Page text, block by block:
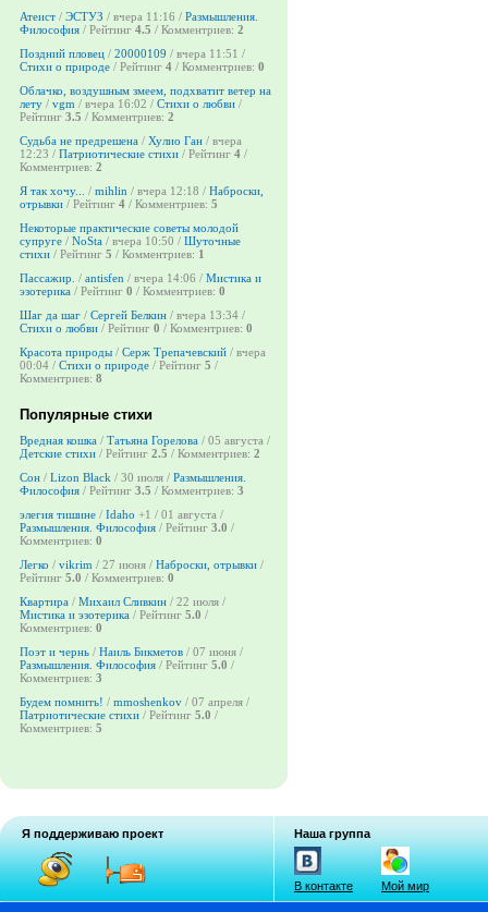
Атеист / ЭСТУЗ / вчера 11:16 / Размышления.
Философия / Рейтинг 4.5 / Комментриев: 2
Поздний пловец / 20000109 / вчера 11:51 /
Стихи о природе / Рейтинг 4 / Комментриев: 0
Облачко, воздушным змеем, подхватит ветер на
лету / vgm / вчера 16:02 / Стихи о любви /
Рейтинг 3.5 / Комментриев: 2
Судьба не предрешена / Хулио Ган / вчера
12:23 / Патриотические стихи / Рейтинг 4 /
Комментриев: 2
Я так хочу...
/ mihlin / вчера 12:18 / Наброски,
отрывки / Рейтинг 4 / Комментриев: 5
Некоторые практические советы молодой
супруге / NoSta / вчера 10:50 / Шуточные
стихи / Рейтинг 5 / Комментриев: 1
Пассажир. / antisfen / вчера 14:06 / Мистика и
эзотерика / Рейтинг 0 / Комментриев: 0
Шаг да шаг / Сергей Белкин / вчера 13:34 /
Стихи о любви / Рейтинг 0 / Комментриев: 0
Красота природы / Серж Трепачевский / вчера
00:04 / Стихи о природе / Рейтинг 5 /
Комментриев: 8
Популярные стихи
Вредная кошка / Татьяна Горелова / 05 августа /
Детские стихи / Рейтинг 2.5 / Комментриев: 2
Сон / Lizon Black / 30 июля / Размышления.
Философия / Рейтинг 3.5 / Комментриев: 3
элегия тишине / Idaho +1 / 01 августа /
Размышления. Философия / Рейтинг 3.0 /
Комментриев: 0
Легко / vikrim / 27 июня / Наброски, отрывки /
Рейтинг 5.0 / Комментриев: 0
Квартира / Михаил Сливкин / 22 июля /
Мистика и эзотерика / Рейтинг 5.0 /
Комментриев: 0
Поэт и чернь / Наиль Бикметов / 07 июня /
Размышления. Философия / Рейтинг 5.0 /
Комментриев: 3
Будем помнить! / mmoshenkov / 07 апреля /
Патриотические стихи / Рейтинг 5.0 /
Комментриев: 5
Я поддерживаю проект Наша группа
В контакте Мой мир